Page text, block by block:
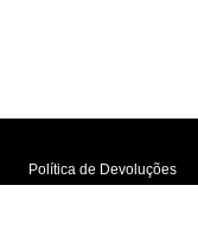
Política de Devoluções